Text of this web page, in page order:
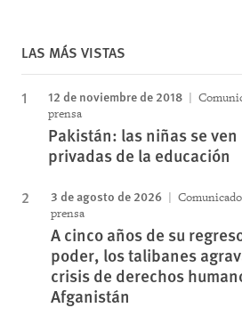
LAS MÁS VISTAS
12 de noviembre de 2018
prensa
Pakistán: las niñas se ven
privadas de la educación
3 de agosto de 2026
prensa
A cinco años de su
poder, los talibanes
crisis de derechos
Afganistán